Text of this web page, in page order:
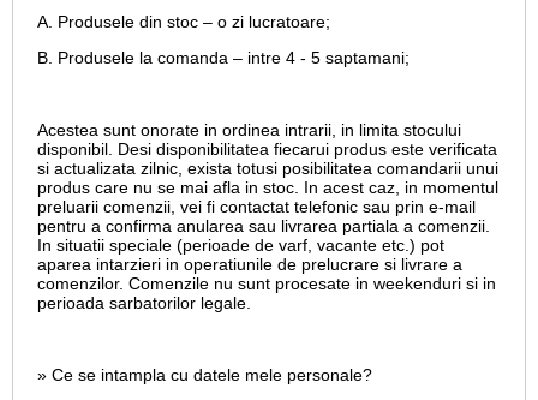
A. Produsele din stoc – o zi lucratoare;
B. Produsele la comanda – intre 4 - 5 saptamani;
Acestea sunt onorate in ordinea intrarii, in limita stocului
disponibil. Desi disponibilitatea fiecarui produs este verificata
si actualizata zilnic, exista totusi posibilitatea comandarii unui
produs care nu se mai afla in stoc. In acest caz, in momentul
preluarii comenzii, vei fi contactat telefonic sau prin e-mail
pentru a confirma anularea sau livrarea partiala a comenzii.
In situatii speciale (perioade de varf, vacante etc.) pot
aparea intarzieri in operatiunile de prelucrare si livrare a
comenzilor. Comenzile nu sunt procesate in weekenduri si in
perioada sarbatorilor legale.
» Ce se intampla cu datele mele personale?